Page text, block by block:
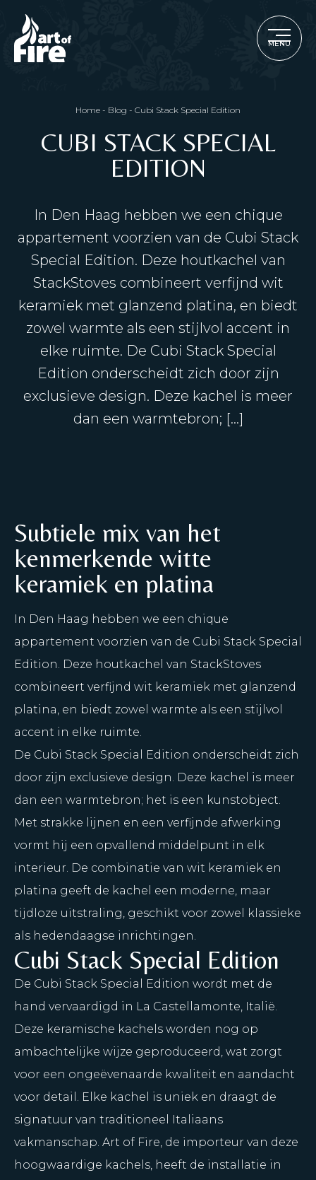
MENU
Home - Blog - Cubi Stack Special Edition
CUBI STACK SPECIAL
EDITION
In Den Haag hebben we een chique
appartement voorzien van de Cubi Stack
Special Edition. Deze houtkachel van
StackStoves combineert verfijnd wit
keramiek met glanzend platina, en biedt
zowel warmte als een stijlvol accent in
elke ruimte. De Cubi Stack Special
Edition onderscheidt zich door zijn
exclusieve design. Deze kachel is meer
dan een warmtebron; […]
Subtiele mix van het
kenmerkende witte
keramiek en platina
In Den Haag hebben we een chique
appartement voorzien van de Cubi Stack Special
Edition. Deze houtkachel van StackStoves
combineert verfijnd wit keramiek met glanzend
platina, en biedt zowel warmte als een stijlvol
accent in elke ruimte.
De Cubi Stack Special Edition onderscheidt zich
door zijn exclusieve design. Deze kachel is meer
dan een warmtebron; het is een kunstobject.
Met strakke lijnen en een verfijnde afwerking
vormt hij een opvallend middelpunt in elk
interieur. De combinatie van wit keramiek en
platina geeft de kachel een moderne, maar
tijdloze uitstraling, geschikt voor zowel klassieke
als hedendaagse inrichtingen.
Cubi Stack Special Edition
De Cubi Stack Special Edition wordt met de
hand vervaardigd in La Castellamonte, Italië.
Deze keramische kachels worden nog op
ambachtelijke wijze geproduceerd, wat zorgt
voor een ongeëvenaarde kwaliteit en aandacht
voor detail. Elke kachel is uniek en draagt de
signatuur van traditioneel Italiaans
vakmanschap. Art of Fire, de importeur van deze
hoogwaardige kachels, heeft de installatie in